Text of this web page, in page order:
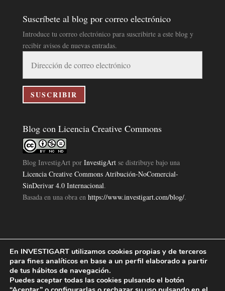
Suscríbete al blog por correo electrónico
Introduce tu correo electrónico para suscribirte a este blog y
recibir avisos de nuevas entradas.
correo
electrónico
SUSCRIBIR
Blog con Licencia Creative Commons
Blog InvestigArtpor InvestigArtse distribuye bajo una
Licencia Creative Commons Atribución-NoComercial-
SinDerivar 4.0 Internacional.
Basada en una obra en https://www.investigart.com/blog/.
Política de Privacidad|Aviso Legal|Política de Cookies|
Investigart Copyright © 2019. |
En INVESTIGART utilizamos cookies propias y de terceros
para fines analíticos en base a un perfil elaborado a partir
de tus hábitos de navegación.
Puedes aceptar todas las cookies pulsando el botón